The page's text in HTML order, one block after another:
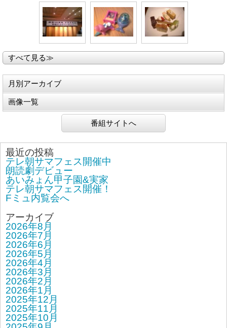
すべて見る≫
月別アーカイブ
画像一覧
番組サイトへ
最近の投稿
テレ朝サマフェス開催中
朗読劇デビュー
あいみょん甲子園&実家
テレ朝サマフェス開催！
Fミュ内覧会へ
アーカイブ
2026年8月
2026年7月
2026年6月
2026年5月
2026年4月
2026年3月
2026年2月
2026年1月
2025年12月
2025年11月
2025年10月